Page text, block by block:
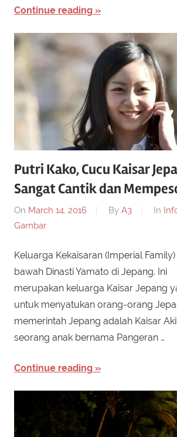
Continue reading
Putri Kako, Cucu Kaisar
Sangat Cantik dan
On March 14, 2016 By A3 In
Gambar
Keluarga Kekaisaran (Imperial
bawah Dinasti Yamato di Jepang. Ini
merupakan keluarga Kaisar Jepang
untuk menyatukan orang-orang
memerintah Jepang adalah Kaisar
seorang anak bernama Pangeran …
Continue reading